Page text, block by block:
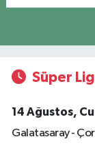
Süper
14 Ağustos,
Galatasaray -